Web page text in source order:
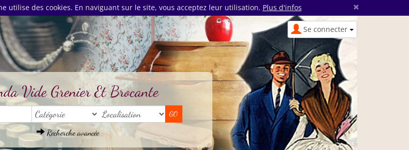
utilise des cookies. En naviguant sur le site, vous acceptez leur utilisation. Plus d'infos ×
Se connecter
Vide Grenier Et Brocante
Recherche avancée